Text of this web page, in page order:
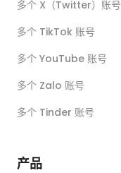
多个 X（Twitter）账号
多个 TikTok 账号
多个 YouTube 账号
多个 Zalo 账号
多个 Tinder 账号
产品